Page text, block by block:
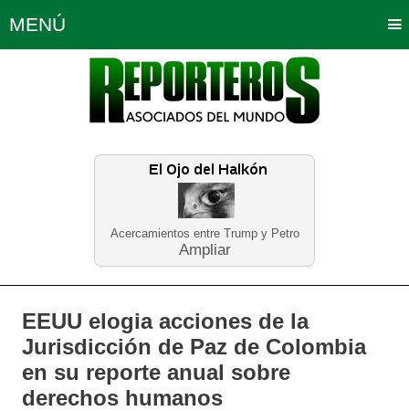
Acercamientos entre Trump y Petro
Ampliar
MENÚ
Política Opinión Bogotá
Planeta Tierra Deportes
Educación Neira
EEUU elogia acciones de la
Jurisdicción de Paz de Colombia
en su reporte anual sobre
derechos humanos